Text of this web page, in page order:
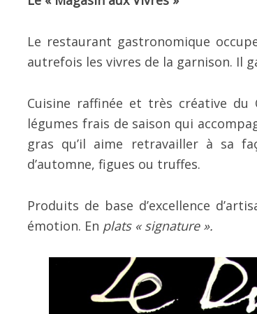
Le restaurant gastronomique
autrefois les vivres de la garnison. Il
Cuisine raffinée et très créative
légumes frais de saison qui
gras qu’il aime retravailler à sa
d’automne, figues ou truffes.
Produits de base d’excellence
émotion. En plats « signature ».